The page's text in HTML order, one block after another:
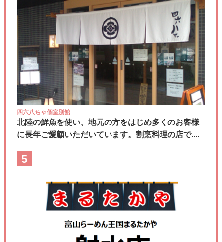
四六八ちゃ個室別館
北陸の鮮魚を使い、地元の方をはじめ多くのお客様
に長年ご愛顧いただいています。割烹料理の店で....
5